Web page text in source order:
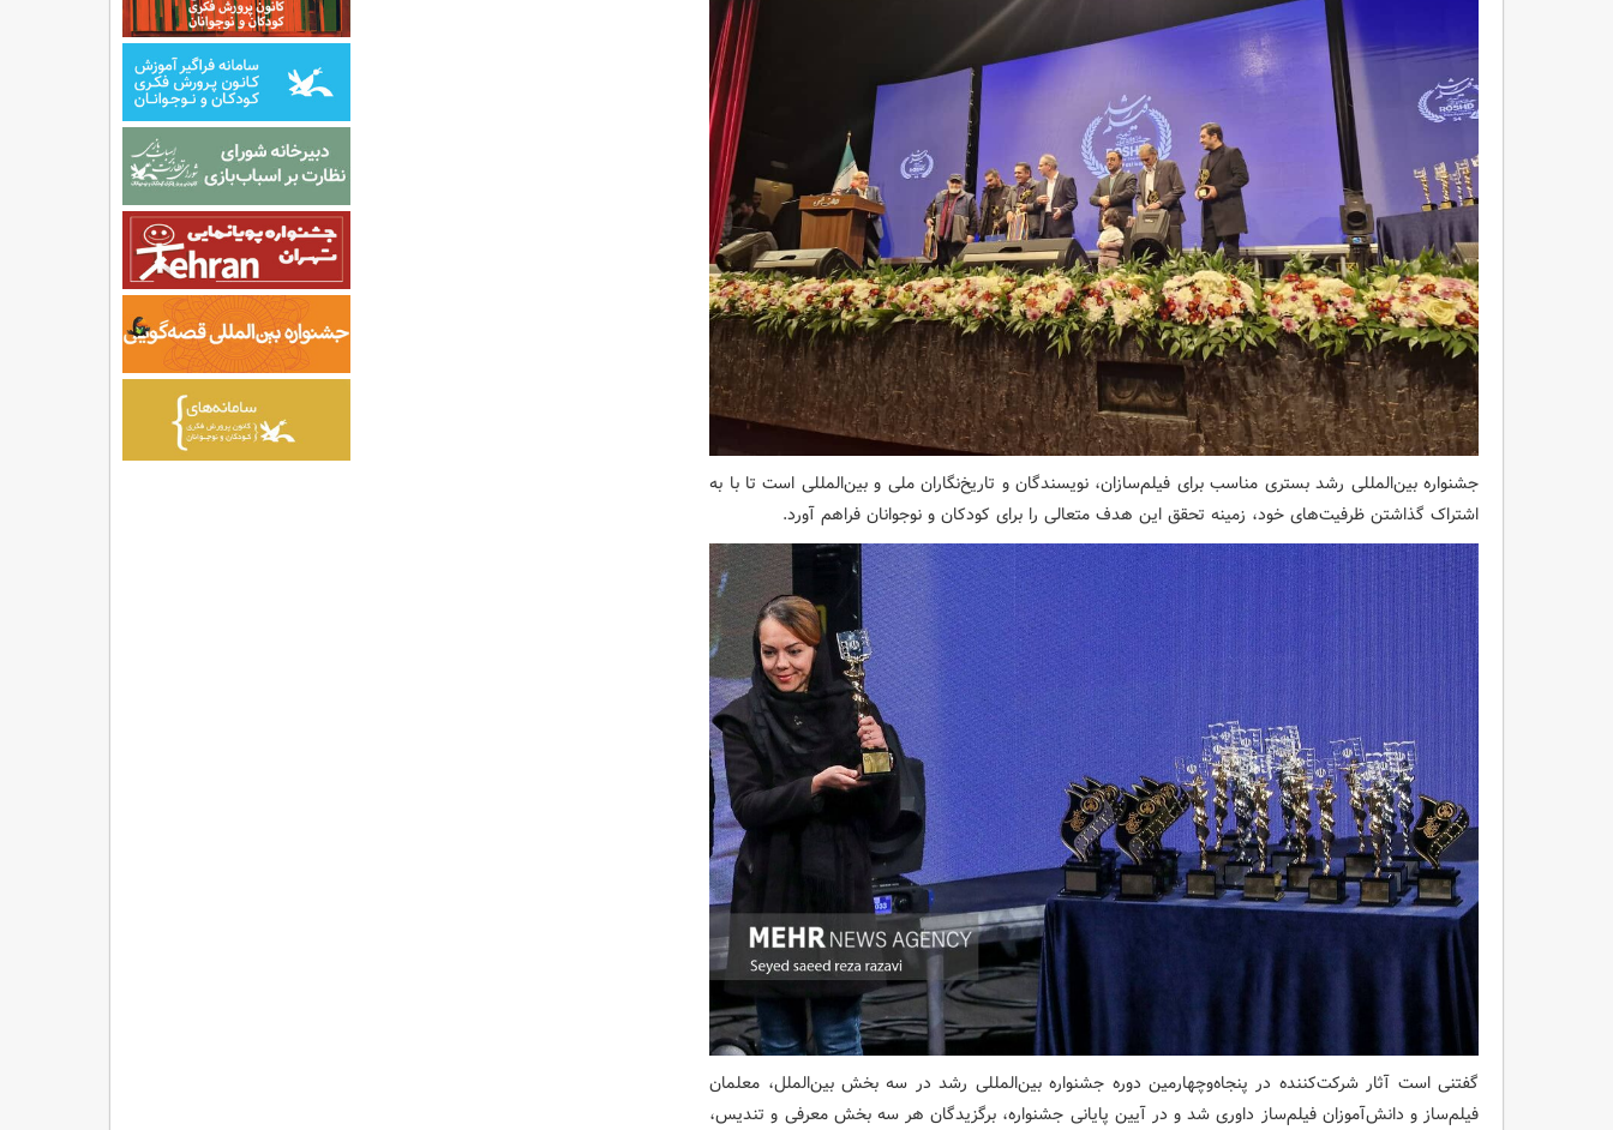
جشنواره بین‌المللی رشد بستری مناسب برای فیلم‌سازان، نویسندگان و تاریخ‌نگاران ملی و بین‌المللی است تا با به
اشتراک گذاشتن ظرفیت‌های خود، زمینه تحقق این هدف متعالی را برای کودکان و نوجوانان فراهم آورد.
گفتنی است آثار شرکت‌کننده در پنجاه‌وچهارمین دوره جشنواره بین‌المللی رشد در سه بخش بین‌الملل، معلمان
فیلم‌ساز و دانش‌آموزان فیلم‌ساز داوری شد و در آیین پایانی جشنواره، برگزیدگان هر سه بخش معرفی و تندیس،